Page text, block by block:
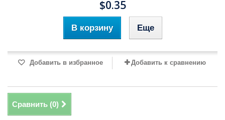
$0.35
В корзину Еще
Добавить в избранное Добавить к сравнению
Сравнить (0)